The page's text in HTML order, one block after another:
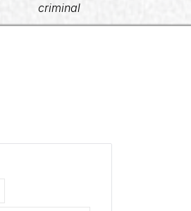
criminal